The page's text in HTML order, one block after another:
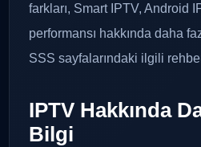
farkları, Smart IPTV, Android
performansı hakkında daha
SSS sayfalarındaki ilgili
IPTV Hakkında
Bilgi